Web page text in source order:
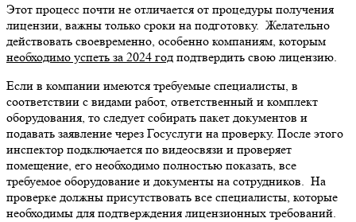
Этот процесс почти не отличается от процедуры получения
лицензии, важны только сроки на подготовку. Желательно
действовать своевременно, особенно компаниям, которым
необходимо успеть за 2024 год подтвердить свою лицензию.
Если в компании имеются требуемые специалисты, в
соответствии с видами работ, ответственный и комплект
оборудования, то следует собирать пакет документов и
подавать заявление через Госуслуги на проверку. После этого
инспектор подключается по видеосвязи и проверяет
помещение, его необходимо полностью показать, все
требуемое оборудование и документы на сотрудников. На
проверке должны присутствовать все специалисты, которые
необходимы для подтверждения лицензионных требований.